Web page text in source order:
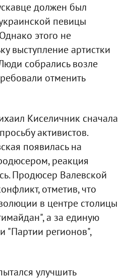
должен был
певицы
этого не
выступление артистки
собрались возле
отменить
Киселичник сначала
активистов.
появилась на
реакция
Продюсер Валевской
отметив, что
в центре столицы
а за единую
"Партии регионов",
улучшить